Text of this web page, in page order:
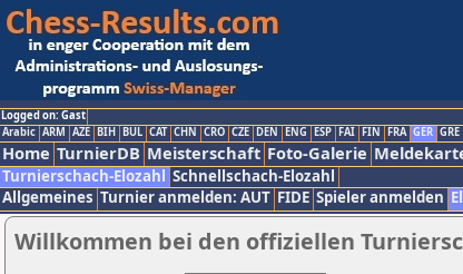
Logged on: Gast
Arabic ARM AZE BIH BUL CAT CHN CRO CZE DEN ENG ESP FAI FIN FRA GER GRE
Home TurnierDB Meisterschaft Foto-Galerie
Turnierschach-Elozahl Schnellschach-Elozahl
Allgemeines Turnier anmelden: AUT FIDE Spieler anmelden
Willkommen bei den offiziellen